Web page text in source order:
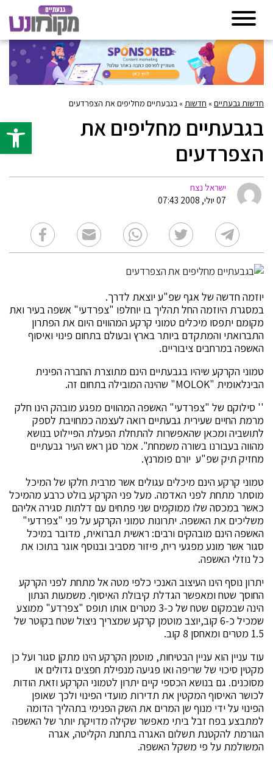
פתח
חדשות גבעתיים» חדשות » בגבעתיים מחליפים את הצפרדעים
בגבעתיים מחליפים את
הצפרדעים
ישראל נצח
07 יולי, 2008 07:43
יוזמה חדשה של אגף שפ"ע יוצאת לדרך.
במסגרת היוזמה החל תהליך בו יוחלפו "צפרדעי" אשפה בעיר ואת
מקומם יתפסו מיכלים טמוני קרקע המהווים היום את הפתרון
התברואתי והמתקדם ביותר בארץ ובעולם בתחום פינוי ואיסוף
האשפה במרחבים ציבוריים.
טמוני הקרקע שיהיו בגבעתיים הינם מתוצרת החברה הפינית
הבינלאומית "MOLOK" שהינה המובילה בתחום זה.
'' סילוקם של "צפרדעי" האשפה המהווים מפגע מובהק הינו חלק
מרמת החיים שעירית גבעתיים רואה לעצמה כמחויבת לספק
לתושביה ומכאן שהאפשרות להתחלת הפעלת הפיילוט בנושא
מהווה בעבורנו בשורה משמחת". אמר סגן ראש העיר גבעתיים
מחזיק תיק שפ"ע יורם פומרנץ.
טמוני קרקע הינם מיכלים עגולים אשר מרבית חלקו של המיכל
מוסתר מתחת לפני האדמה. מעל פני הקרקע בולט כרבע מהמיכל
כאשר במכסה שלו ממוקמים שני פתחים עם דלתות סגירה אליהם
משליכים את האשפה. יתרונות טמוני הקרקע על פני "צפרדעי"
האשפה הינם מובהקים ורבים: ראשית תברואית, מדובר במיכל
סגור אשר מונע מפגעי ריח, פיזור מסביב ובנוסף אוגר בתוכו את
כל נוזלי האשפה.
יתרון נוסף הינו העיצוב האנכי כלפי מטה אל מתחת לפני הקרקע
החוסך שטח ומאפשר הגדלת קיבולת האיסוף. משמעות הנתון
הינה שבמקום שטח של כ-3 מטרים אותו תופס "צפרדע" ממוצע
שמכיל כ-6 קוב,יוצב מוטמן קרקע שמצריך ניצול שטח בקוטר של
1.5 מטרים ומאחסן 8 קוב.
עוד עניין הוא עניין הבטיחות, מוטמן הקרקע הינו מתקן סגור ועל כן
מקטין סיכוי של שריפה ואו פגיעה מנפילת חפצים גדולים או
מסוכנים. גם בנושא הכספי קיים יתרון לטמוני הקרקע וזאת הודות
לכושר האיסוף המקטין את תדירות מועדי הפינוי ולכך שאופן
הפינוי על ידי מנוף שן המרים את השק הפנימי בתהליך הדומה
למתבצע בפח זבל ביתי מאפשר שקילה מדויקת יותר של האשפה
הגורמת להקטנת תשלום האגרה בתחנת הקליטה, אגרה
המשולמת על פי משקל האשפה.